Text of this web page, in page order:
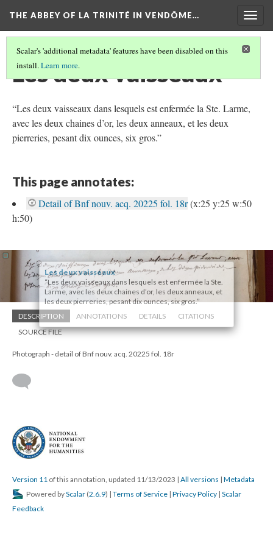
THE ABBEY OF LA TRINITÉ IN VENDÔME…
Scalar's 'additional metadata' features have been disabled on this
install.Learn more.
Les deux vaisseaux
“Les deux vaisseaux dans lesquels est enfermée la Ste. Larme,
avec les deux chaines d’or, les deux anneaux, et les deux
pierreries, pesant dix ounces, six gros.”
This page annotates:
Detail of Bnf nouv. acq. 20225 fol. 18r(x:25 y:25 w:50
h:50)
Les deux vaisseaux
“Les deux vaisseaux dans lesquels est enfermée la Ste.
Larme, avec les deux chaines d’or, les deux anneaux, et
les deux pierreries, pesant dix ounces, six gros.”
DESCRIPTION
ANNOTATIONS DETAILS
CITATIONS
SOURCE FILE
Photograph - detail of Bnf nouv. acq. 20225 fol. 18r
Version 11 of this annotation, updated 11/13/2023 | All versions | Metadata
Powered byScalar (2.6.9) | Terms of Service | Privacy Policy | Scalar
Feedback